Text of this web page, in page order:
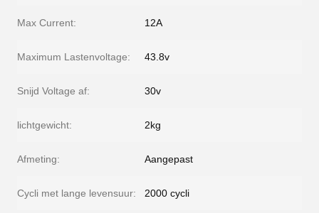
Max Current: 12A
Maximum Lastenvoltage: 43.8v
Snijd Voltage af: 30v
lichtgewicht: 2kg
Afmeting: Aangepast
Cycli met lange levensuur: 2000 cycli